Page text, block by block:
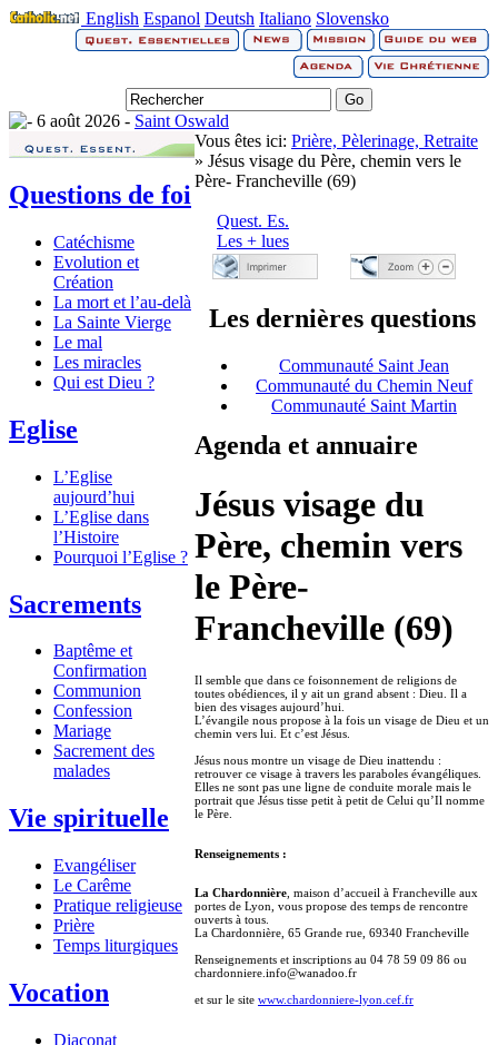
English Espanol Deutsh Italiano Slovensko
6 août 2026 - Saint Oswald
Questions de foi
Catéchisme
Evolution et
Création
La mort et l’au-delà
La Sainte Vierge
Le mal
Les miracles
Qui est Dieu ?
Eglise
L’Eglise
aujourd’hui
L’Eglise dans
l’Histoire
Pourquoi l’Eglise ?
Sacrements
Baptême et
Confirmation
Communion
Confession
Mariage
Sacrement des
malades
Vie spirituelle
Evangéliser
Le Carême
Pratique religieuse
Prière
Temps liturgiques
Vocation
Diaconat
Vous êtes ici: Prière, Pèlerinage, Retraite
» Jésus visage du Père, chemin vers le
Père- Francheville (69)
Quest. Es.
Les + lues
Les dernières questions
Communauté Saint Jean
Communauté du Chemin Neuf
Communauté Saint Martin
Agenda et annuaire
Jésus visage du
Père, chemin vers
le Père-
Francheville (69)
Il semble que dans ce foisonnement de religions de
toutes obédiences, il y ait un grand absent : Dieu. Il a
bien des visages aujourd’hui.
L’évangile nous propose à la fois un visage de Dieu et un
chemin vers lui. Et c’est Jésus.
Jésus nous montre un visage de Dieu inattendu :
retrouver ce visage à travers les paraboles évangéliques.
Elles ne sont pas une ligne de conduite morale mais le
portrait que Jésus tisse petit à petit de Celui qu’Il nomme
le Père.
Renseignements :
La Chardonnière , maison d’accueil à Francheville aux
portes de Lyon, vous propose des temps de rencontre
ouverts à tous.
La Chardonnière, 65 Grande rue, 69340 Francheville
Renseignements et inscriptions au 04 78 59 09 86 ou
chardonniere.info@wanadoo.fr
et sur le site www.chardonniere-lyon.cef.fr